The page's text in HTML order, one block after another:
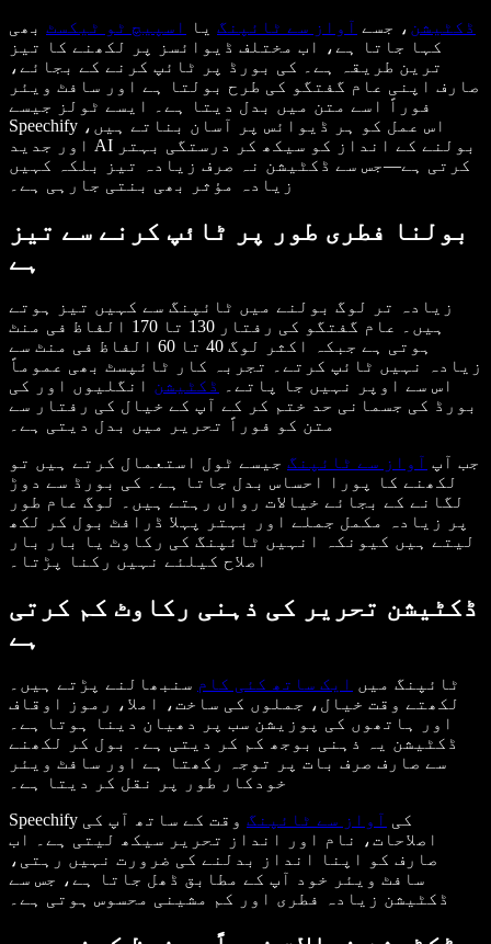
ڈکٹیشن ، جسے آواز سے ٹائپنگ یا اسپیچ ٹو ٹیکسٹ بھی
کہا جاتا ہے، اب مختلف ڈیوائسز پر لکھنے کا تیز
ترین طریقہ ہے۔ کی بورڈ پر ٹائپ کرنے کے بجائے،
صارف اپنی عام گفتگو کی طرح بولتا ہے اور سافٹ ویئر
فوراً اسے متن میں بدل دیتا ہے۔ ایسے ٹولز جیسے
Speechify اس عمل کو ہر ڈیوائس پر آسان بناتے ہیں،
اور جدید AI بولنے کے انداز کو سیکھ کر درستگی بہتر
کرتی ہے—جس سے ڈکٹیشن نہ صرف زیادہ تیز بلکہ کہیں
زیادہ مؤثر بھی بنتی جارہی ہے۔
بولنا فطری طور پر ٹائپ کرنے سے تیز
ہے
زیادہ تر لوگ بولنے میں ٹائپنگ سے کہیں تیز ہوتے
ہیں۔ عام گفتگو کی رفتار 130 تا 170 الفاظ فی منٹ
ہوتی ہے جبکہ اکثر لوگ 40 تا 60 الفاظ فی منٹ سے
زیادہ نہیں ٹائپ کرتے۔ تجربہ کار ٹائپسٹ بھی عموماً
اس سے اوپر نہیں جا پاتے۔ ڈکٹیشن انگلیوں اور کی
بورڈ کی جسمانی حد ختم کر کے آپ کے خیال کی رفتار سے
متن کو فوراً تحریر میں بدل دیتی ہے۔
جب آپ آواز سے ٹائپنگ جیسے ٹول استعمال کرتے ہیں تو
لکھنے کا پورا احساس بدل جاتا ہے۔ کی بورڈ سے دوڑ
لگانے کے بجائے خیالات رواں رہتے ہیں۔ لوگ عام طور
پر زیادہ مکمل جملے اور بہتر پہلا ڈرافٹ بول کر لکھ
لیتے ہیں کیونکہ انہیں ٹائپنگ کی رکاوٹ یا بار بار
اصلاح کیلئے نہیں رکنا پڑتا۔
ڈکٹیشن تحریر کی ذہنی رکاوٹ کم کرتی
ہے
ٹائپنگ میں ایک ساتھ کئی کام سنبھالنے پڑتے ہیں۔
لکھتے وقت خیال، جملوں کی ساخت، املا، رموز اوقاف
اور ہاتھوں کی پوزیشن سب پر دھیان دینا ہوتا ہے۔
ڈکٹیشن یہ ذہنی بوجھ کم کر دیتی ہے۔ بول کر لکھنے
سے صارف صرف بات پر توجہ رکھتا ہے اور سافٹ ویئر
خودکار طور پر نقل کر دیتا ہے۔
Speechify کی آواز سے ٹائپنگ وقت کے ساتھ آپ کی
اصلاحات، نام اور انداز تحریر سیکھ لیتی ہے۔ اب
صارف کو اپنا انداز بدلنے کی ضرورت نہیں رہتی،
سافٹ ویئر خود آپ کے مطابق ڈھل جاتا ہے، جس سے
ڈکٹیشن زیادہ فطری اور کم مشینی محسوس ہوتی ہے۔